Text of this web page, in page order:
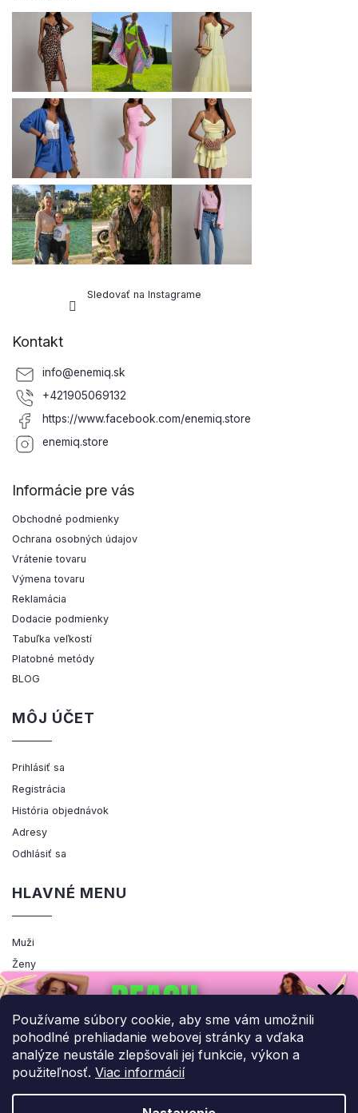
Používame súbory cookie, aby sme vám umožnili
pohodlné prehliadanie webovej stránky a vďaka
analýze neustále zlepšovali jej funkcie, výkon a
použiteľnosť. Viac informácií
Sledovať na Instagrame
Kontakt
info@enemiq.sk
+421905069132
https://www.facebook.com/enemiq.store
enemiq.store
Informácie pre vás
Obchodné podmienky
Ochrana osobných údajov
Vrátenie tovaru
Výmena tovaru
Reklamácia
Dodacie podmienky
Tabuľka veľkostí
Platobné metódy
BLOG
MÔJ ÚČET
Prihlásiť sa
Registrácia
História objednávok
Adresy
Odhlásiť sa
HLAVNÉ MENU
Muži
Ženy
Výpredaj